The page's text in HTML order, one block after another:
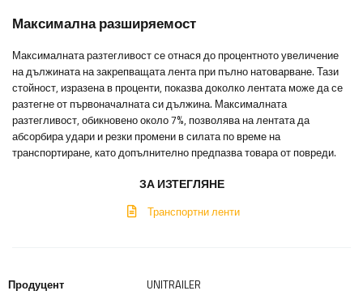
Максимална разширяемост
Максималната разтегливост се отнася до процентното увеличение
на дължината на закрепващата лента при пълно натоварване. Тази
стойност, изразена в проценти, показва доколко лентата може да се
разтегне от първоначалната си дължина. Максималната
разтегливост, обикновено около 7%, позволява на лентата да
абсорбира удари и резки промени в силата по време на
транспортиране, като допълнително предпазва товара от повреди.
ЗА ИЗТЕГЛЯНЕ
Транспортни ленти
Продуцент
UNITRAILER